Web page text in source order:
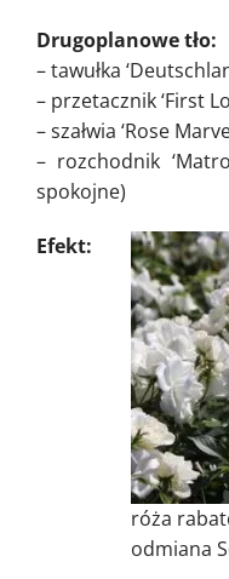
Drugoplanowe tło:
– tawułka
– przetacznik ‘First
– szałwia ‘Rose
– rozchodnik
spokojne)
róża
odmiana
Efekt: